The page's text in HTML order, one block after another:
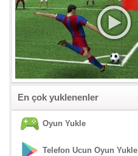
En çok yuklenenler
Oyun Yukle
Telefon Ucun Oyun Yukle